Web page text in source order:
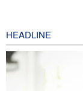
HEADLINE